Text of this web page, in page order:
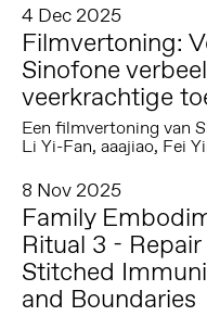
4 Dec 2025
Filmvertoning:
Sinofone
veerkrachtige
Een filmvertoning van
Li Yi-Fan, aaajiao, Fei
8 Nov 2025
Family
Ritual 3 -
Stitched
and Boundaries